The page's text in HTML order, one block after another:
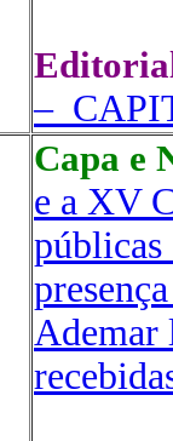
–
Capa e
e a XV
Ademar